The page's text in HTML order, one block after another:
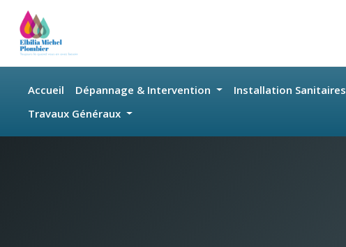
Skip to main content
Accueil Dépannage & Intervention Installation Sanitaires
Travaux Généraux